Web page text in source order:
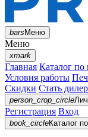
barsМеню
Меню
xmark
Главная Каталог по
Условия работы
Скидки Стать
person_crop_circle
Регистрация Вход
book_circleКаталог